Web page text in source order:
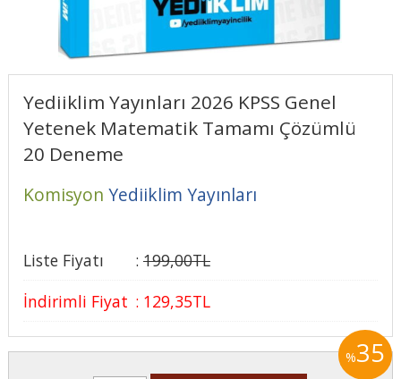
Yediiklim Yayınları 2026 KPSS Genel
Yetenek Matematik Tamamı Çözümlü
20 Deneme
Komisyon Yediiklim Yayınları
Liste Fiyatı : 199,00TL
İndirimli Fiyat : 129,35TL
%35